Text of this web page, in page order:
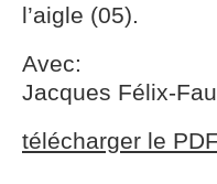
l’aigle (05).
Avec:
Jacques Félix-
télécharger le PDF